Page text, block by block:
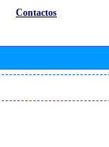
Contactos